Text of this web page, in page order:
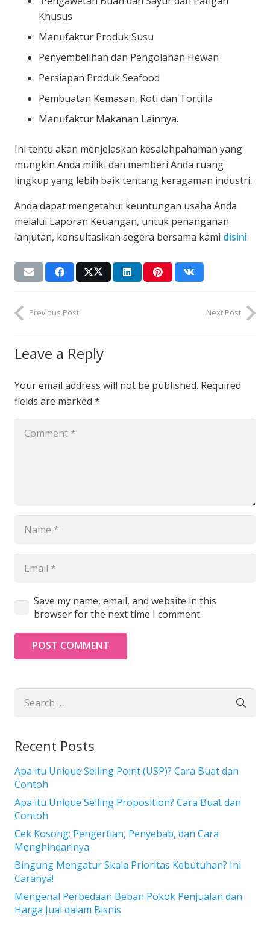
Khusus
Manufaktur Produk Susu
Penyembelihan dan Pengolahan Hewan
Persiapan Produk Seafood
Pembuatan Kemasan, Roti dan Tortilla
Manufaktur Makanan Lainnya.
Ini tentu akan menjelaskan kesalahpahaman yang
mungkin Anda miliki dan memberi Anda ruang
lingkup yang lebih baik tentang keragaman industri.
Anda dapat mengetahui keuntungan usaha Anda
melalui Laporan Keuangan, untuk penanganan
lanjutan, konsultasikan segera bersama kami disini
Previous Post Next Post
Leave a Reply
Your email address will not be published. Required
fields are marked *
Save my name, email, and website in this
browser for the next time I comment.
POST COMMENT
Recent Posts
Apa itu Unique Selling Point (USP)? Cara Buat dan
Contoh
Apa itu Unique Selling Proposition? Cara Buat dan
Contoh
Cek Kosong: Pengertian, Penyebab, dan Cara
Menghindarinya
Bingung Mengatur Skala Prioritas Kebutuhan? Ini
Caranya!
Mengenal Perbedaan Beban Pokok Penjualan dan
Harga Jual dalam Bisnis